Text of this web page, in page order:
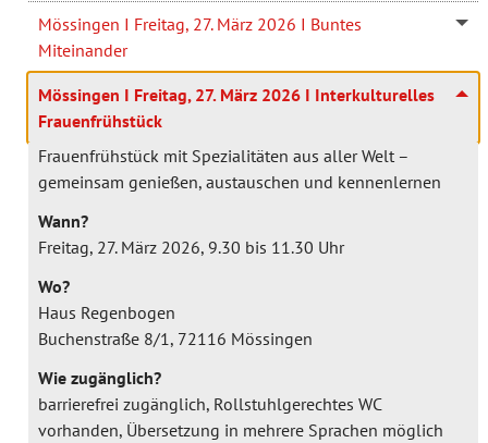
Mössingen I Freitag, 27. März 2026 I Buntes
Miteinander
Mössingen I Freitag, 27. März 2026 I Interkulturelles
Frauenfrühstück
Frauenfrühstück mit Spezialitäten aus aller Welt –
gemeinsam genießen, austauschen und kennenlernen
Wann?
Freitag, 27. März 2026, 9.30 bis 11.30 Uhr
Wo?
Haus Regenbogen
Buchenstraße 8/1, 72116 Mössingen
Wie zugänglich?
barrierefrei zugänglich, Rollstuhlgerechtes WC
vorhanden, Übersetzung in mehrere Sprachen möglich